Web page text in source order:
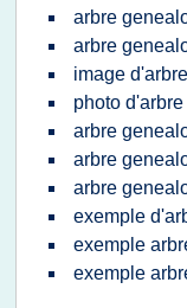
arbre
arbre
image
photo
arbre
arbre
arbre
exemple
exemple
exemple